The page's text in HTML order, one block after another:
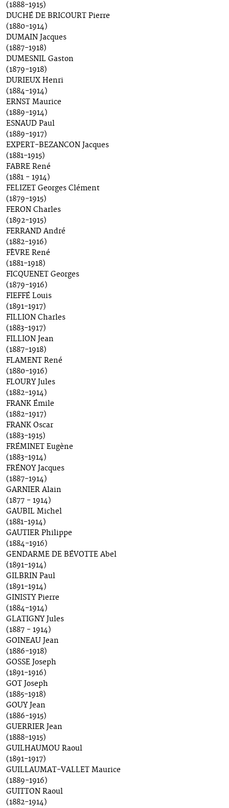
(1888-1915)
DUCHÉ DE BRICOURT Pierre
(1880-1914)
DUMAIN Jacques
(1887-1918)
DUMESNIL Gaston
(1879-1918)
DURIEUX Henri
(1884-1914)
ERNST Maurice
(1889-1914)
ESNAUD Paul
(1889-1917)
EXPERT-BEZANCON Jacques
(1881-1915)
FABRE René
(1881 - 1914)
FELIZET Georges Clément
(1879-1915)
FERON Charles
(1892-1915)
FERRAND André
(1882-1916)
FÈVRE René
(1881-1918)
FICQUENET Georges
(1879-1916)
FIEFFÉ Louis
(1891-1917)
FILLION Charles
(1883-1917)
FILLION Jean
(1887-1918)
FLAMENT René
(1880-1916)
FLOURY Jules
(1882-1914)
FRANK Émile
(1882-1917)
FRANK Oscar
(1883-1915)
FRÉMINET Eugène
(1883-1914)
FRÉNOY Jacques
(1887-1914)
GARNIER Alain
(1877 - 1914)
GAUBIL Michel
(1881-1914)
GAUTIER Philippe
(1884-1916)
GENDARME DE BÉVOTTE Abel
(1891-1914)
GILBRIN Paul
(1891-1914)
GINISTY Pierre
(1884-1914)
GLATIGNY Jules
(1887 - 1914)
GOINEAU Jean
(1886-1918)
GOSSE Joseph
(1891-1916)
GOT Joseph
(1885-1918)
GOUY Jean
(1886-1915)
GUERRIER Jean
(1888-1915)
GUILHAUMOU Raoul
(1891-1917)
GUILLAUMAT-VALLET Maurice
(1889-1916)
GUITTON Raoul
(1882-1914)